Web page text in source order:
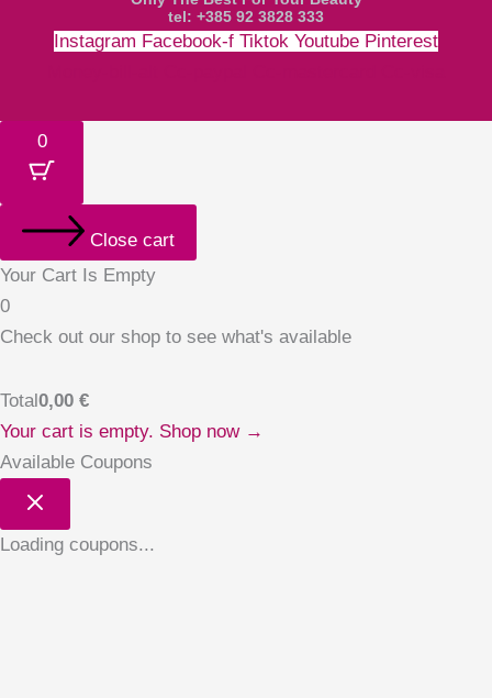
tel: +385 92 3828 333
Instagram Facebook-f Tiktok Youtube Pinterest
0
Close cart
Your Cart Is Empty
0
Check out our shop to see what's available
Total0,00 €
Your cart is empty. Shop now →
Available Coupons
Loading coupons...